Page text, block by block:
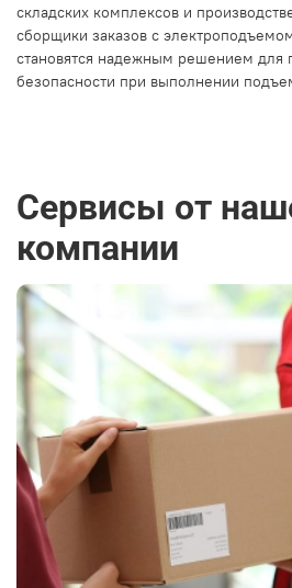
складских комплексов и
сборщики заказов с
становятся надежным решением для
безопасности при выполнении
Сервисы от
компании